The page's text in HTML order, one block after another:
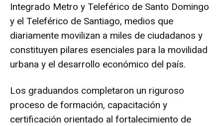
e
o
Integrado Metro y Teleférico de Santo Domingo
y el Teleférico de Santiago, medios que
diariamente movilizan a miles de ciudadanos y
constituyen pilares esenciales para la movilidad
urbana y el desarrollo económico del país.
Los graduandos completaron un riguroso
proceso de formación, capacitación y
certificación orientado al fortalecimiento de